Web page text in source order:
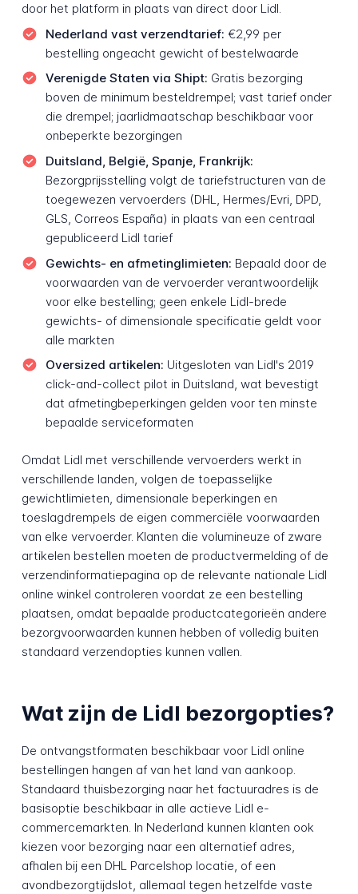
door het platform in plaats van direct door Lidl.
Nederland vast verzendtarief: €2,99 per
bestelling ongeacht gewicht of bestelwaarde
Verenigde Staten via Shipt: Gratis bezorging
boven de minimum besteldrempel; vast tarief onder
die drempel; jaarlidmaatschap beschikbaar voor
onbeperkte bezorgingen
Duitsland, België, Spanje, Frankrijk:
Bezorgprijsstelling volgt de tariefstructuren van de
toegewezen vervoerders (DHL, Hermes/Evri, DPD,
GLS, Correos España) in plaats van een centraal
gepubliceerd Lidl tarief
Gewichts- en afmetinglimieten: Bepaald door de
voorwaarden van de vervoerder verantwoordelijk
voor elke bestelling; geen enkele Lidl-brede
gewichts- of dimensionale specificatie geldt voor
alle markten
Oversized artikelen: Uitgesloten van Lidl's 2019
click-and-collect pilot in Duitsland, wat bevestigt
dat afmetingbeperkingen gelden voor ten minste
bepaalde serviceformaten
Omdat Lidl met verschillende vervoerders werkt in
verschillende landen, volgen de toepasselijke
gewichtlimieten, dimensionale beperkingen en
toeslagdrempels de eigen commerciële voorwaarden
van elke vervoerder. Klanten die volumineuze of zware
artikelen bestellen moeten de productvermelding of de
verzendinformatiepagina op de relevante nationale Lidl
online winkel controleren voordat ze een bestelling
plaatsen, omdat bepaalde productcategorieën andere
bezorgvoorwaarden kunnen hebben of volledig buiten
standaard verzendopties kunnen vallen.
Wat zijn de Lidl bezorgopties?
De ontvangstformaten beschikbaar voor Lidl online
bestellingen hangen af van het land van aankoop.
Standaard thuisbezorging naar het factuuradres is de
basisoptie beschikbaar in alle actieve Lidl e-
commercemarkten. In Nederland kunnen klanten ook
kiezen voor bezorging naar een alternatief adres,
afhalen bij een DHL Parcelshop locatie, of een
avondbezorgtijdslot, allemaal tegen hetzelfde vaste